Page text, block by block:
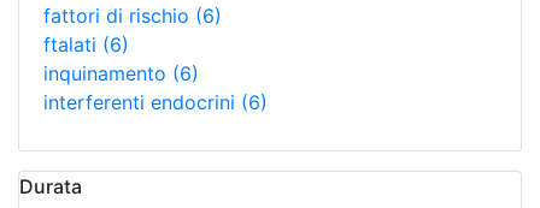
fattori di rischio (6)
ftalati (6)
inquinamento (6)
interferenti endocrini (6)
Durata